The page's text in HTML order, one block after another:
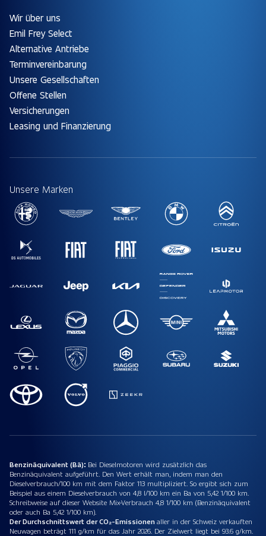
Wir über uns
Emil Frey Select
Alternative Antriebe
Terminvereinbarung
Unsere Gesellschaften
Offene Stellen
Versicherungen
Leasing und Finanzierung
Unsere Marken
Benzinäquivalent (Bä): Bei Dieselmotoren wird zusätzlich das
Benzinäquivalent aufgeführt. Den Wert erhält man, indem man den
Dieselverbrauch/100 km mit dem Faktor 113 multipliziert. So ergibt sich zum
Beispiel aus einem Dieselverbrauch von 4,8 l/100 km ein Ba von 5,42 1/100 km.
Schreibweise auf dieser Website Mix-Verbrauch 4,8 1/100 km (Benzinäquivalent
oder auch Ba 5,42 1/100 km).
Der Durchschnittswert der CO₂-Emissionenaller in der Schweiz verkauften
Neuwagen beträgt 111 g/km für das Jahr 2026. Der Zielwert liegt bei 93.6 g/km.